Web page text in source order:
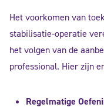
Het voorkomen van
stabilisatie-operatie
het volgen van de
professional. Hier zijn
Regelmatige